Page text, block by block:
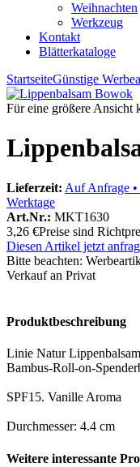
Weihnachten
Werkzeug
Kontakt
Blätterkataloge
StartseiteGünstige
Für eine größere Ansicht
Lieferzeit: Auf Anfrage
Werktage
Art.Nr.: MKT1630
3,26 €Preise sind
Diesen Artikel jetzt
Bitte beachten:
Verkauf an Privat
Produktbeschreibung
Linie Natur
Bambus-Roll-on-
SPF15. Vanille Aroma
Durchmesser: 4.4 cm
Weitere interessante